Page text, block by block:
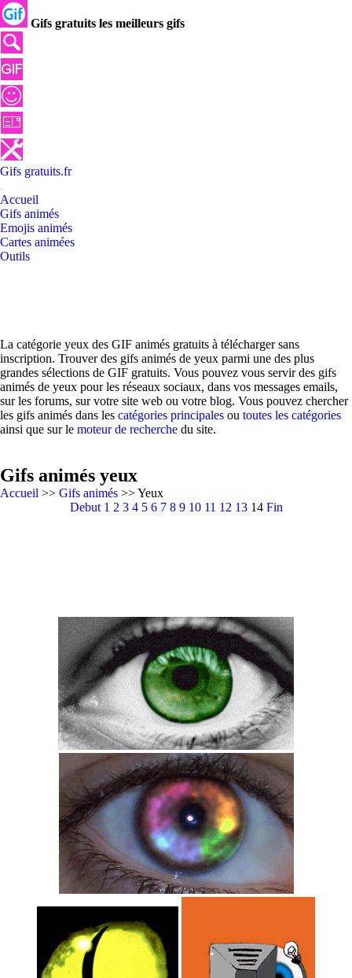
Gifs gratuits les meilleurs gifs
Gifs gratuits.fr
Accueil
Gifs animés
Emojis animés
Cartes animées
Outils
La catégorie yeux des GIF animés gratuits à télécharger sans
inscription. Trouver des gifs animés de yeux parmi une des plus
grandes sélections de GIF gratuits. Vous pouvez vous servir des gifs
animés de yeux pour les réseaux sociaux, dans vos messages emails,
sur les forums, sur votre site web ou votre blog. Vous pouvez chercher
les gifs animés dans les catégories principales ou toutes les catégories
ainsi que sur le moteur de recherche du site.
Gifs animés yeux
Accueil >> Gifs animés >> Yeux
Debut 1 2 3 4 5 6 7 8 9 10 11 12 13 14 Fin